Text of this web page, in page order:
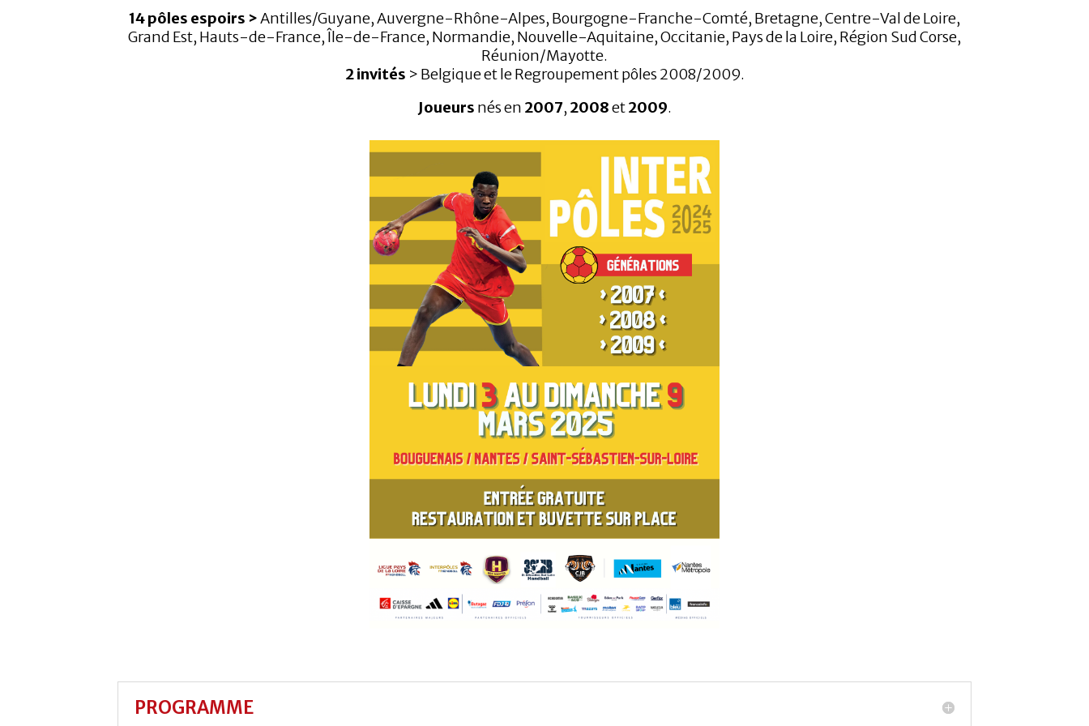
14pôles espoirs >Antilles/Guyane, Auvergne-Rhône-Alpes, Bourgogne-Franche-Comté, Bretagne, Centre-Val de Loire,
Grand Est, Hauts-de-France, Île-de-France, Normandie, Nouvelle-Aquitaine, Occitanie, Pays de la Loire, Région Sud Corse,
Réunion/Mayotte.
2 invités > Belgique et le Regroupement pôles 2008/2009.
Joueurs nés en 2007, 2008et2009.
PROGRAMME